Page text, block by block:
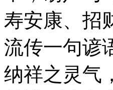
寿安康、招
流传一句谚
纳祥之灵气